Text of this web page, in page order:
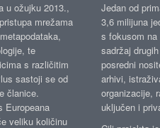
u ožujku 2013.,
mrežama
te
s različitim
sastoji se od
članice.
Europeana
veliku količinu
Jedan od
3,6 milijuna
s fokusom
sadržaj
posredni
arhivi,
organizacije,
uključen i